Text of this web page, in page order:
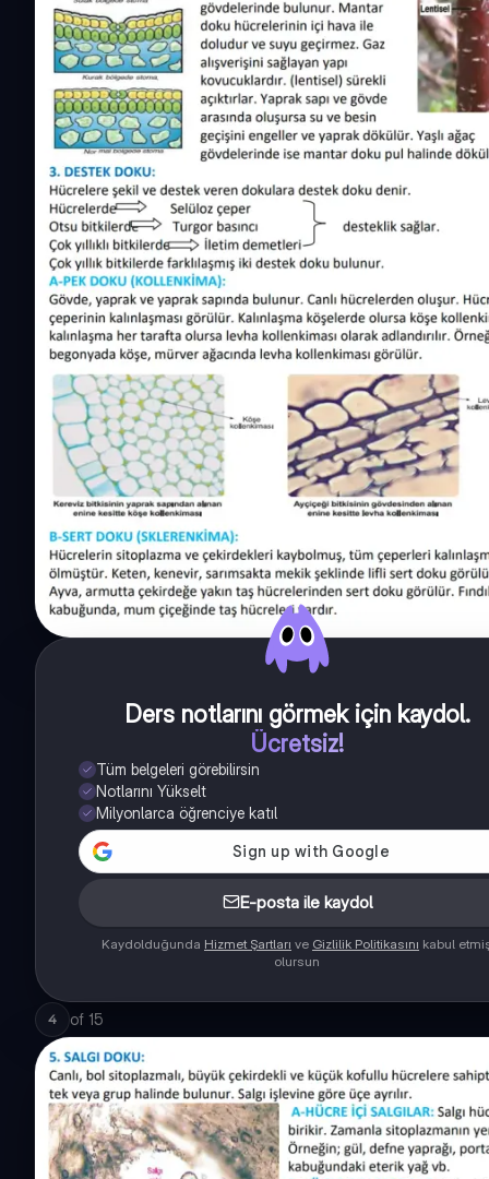
Ders notlarını görmek için kaydol.
Ücretsiz!
Tüm belgeleri görebilirsin
Notlarını Yükselt
Milyonlarca öğrenciye katıl
E-posta ile kaydol
Kaydolduğunda Hizmet Şartları ve Gizlilik Politikasını kabul
olursun
4 of 15